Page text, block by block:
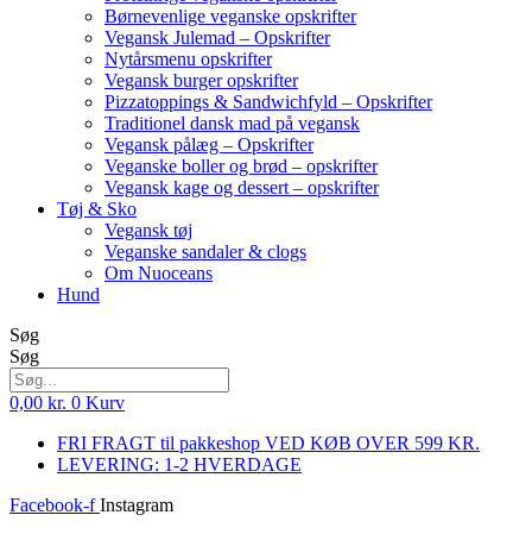
Børnevenlige veganske opskrifter
Vegansk Julemad – Opskrifter
Nytårsmenu opskrifter
Vegansk burger opskrifter
Pizzatoppings & Sandwichfyld – Opskrifter
Traditionel dansk mad på vegansk
Vegansk pålæg – Opskrifter
Veganske boller og brød – opskrifter
Vegansk kage og dessert – opskrifter
Tøj & Sko
Vegansk tøj
Veganske sandaler & clogs
Om Nuoceans
Hund
Søg
Søg
0,00 kr. 0 Kurv
FRI FRAGT til pakkeshop VED KØB OVER 599 KR.
LEVERING: 1-2 HVERDAGE
Facebook-f Instagram